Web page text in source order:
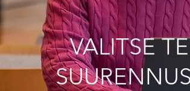
VALITSE